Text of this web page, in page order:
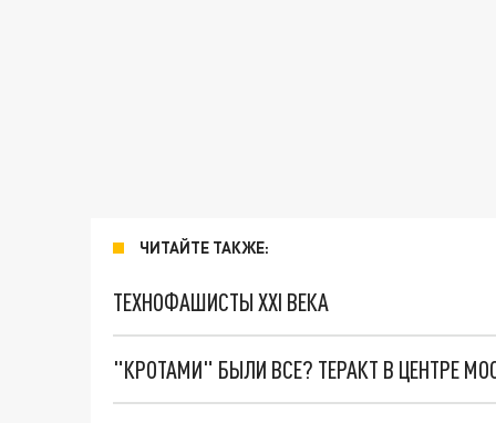
ЧИТАЙТЕ ТАКЖЕ:
ТЕХНОФАШИСТЫ XXI ВЕКА
"КРОТАМИ" БЫЛИ ВСЕ? ТЕРАКТ В ЦЕНТРЕ